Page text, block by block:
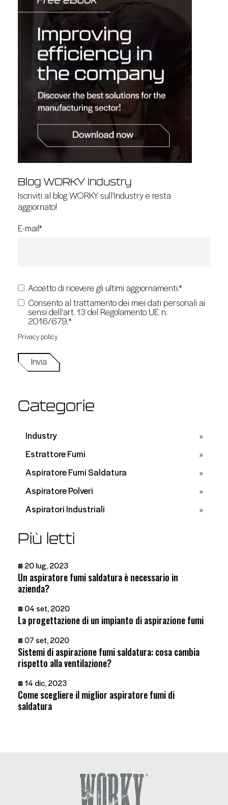
Blog WORKY Industry
Iscriviti al blog WORKY sull'Industry e resta
aggiornato!
E-mail*
Accetto di ricevere gli ultimi aggiornamenti.*
Consento al trattamento dei miei dati personali ai
sensi dell'art. 13 del Regolamento UE n.
2016/679.*
Privacy policy
Categorie
Industry
Estrattore Fumi
Aspiratore Fumi Saldatura
Aspiratore Polveri
Aspiratori Industriali
Più letti
20 lug, 2023
Un aspiratore fumi saldatura è necessario in
azienda?
04 set, 2020
La progettazione di un impianto di aspirazione fumi
07 set, 2020
Sistemi di aspirazione fumi saldatura: cosa cambia
rispetto alla ventilazione?
14 dic, 2023
Come scegliere il miglior aspiratore fumi di
saldatura